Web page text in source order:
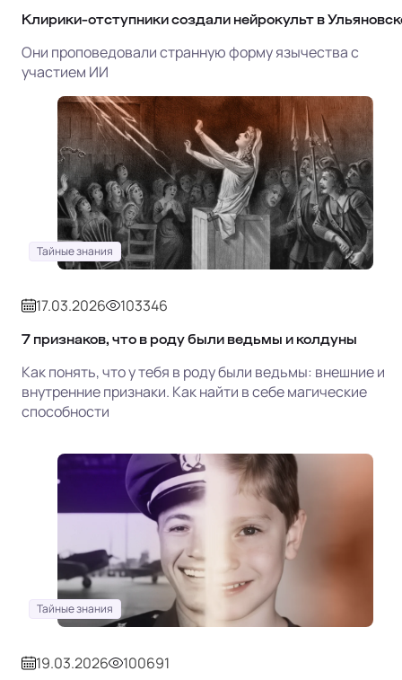
Клирики-отступники создали нейрокульт в
Они проповедовали странную форму язычества с
участием ИИ
Тайные знания
17.03.2026 103346
7 признаков, что в роду были ведьмы и колдуны
Как понять, что у тебя в роду были ведьмы: внешние и
внутренние признаки. Как найти в себе магические
способности
Тайные знания
19.03.2026 100691